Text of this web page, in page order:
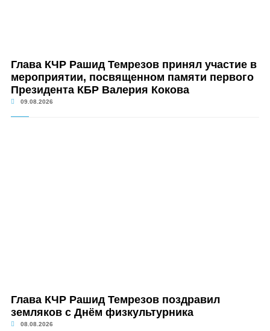
Глава КЧР Рашид Темрезов принял участие в
мероприятии, посвященном памяти первого
Президента КБР Валерия Кокова
09.08.2026
Глава КЧР Рашид Темрезов поздравил
земляков с Днём физкультурника
08.08.2026